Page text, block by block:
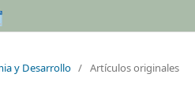
y Desarrollo / Artículos originales